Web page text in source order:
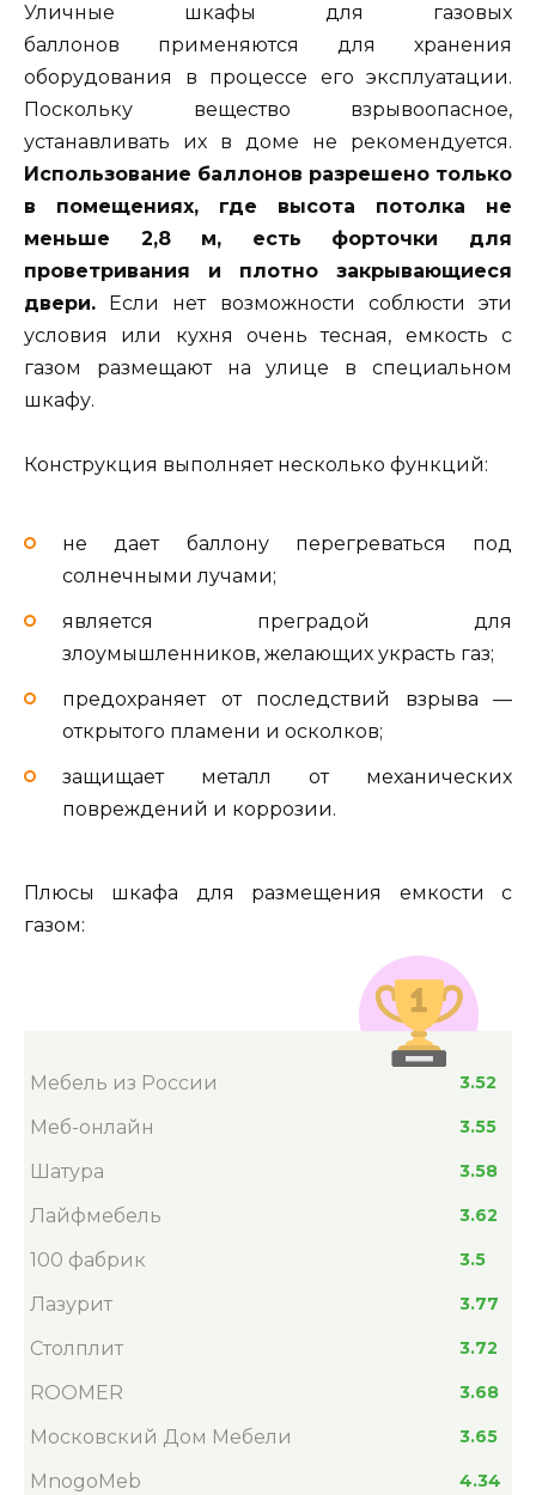
Уличные шкафы для газовых
баллонов применяются для хранения
оборудования в процессе его эксплуатации.
Поскольку вещество взрывоопасное,
устанавливать их в доме не рекомендуется.
Использование баллонов разрешено только
в помещениях, где высота потолка не
меньше 2,8 м, есть форточки для
проветривания и плотно закрывающиеся
двери. Если нет возможности соблюсти эти
условия или кухня очень тесная, емкость с
газом размещают на улице в специальном
шкафу.
Конструкция выполняет несколько функций:
не дает баллону перегреваться под
солнечными лучами;
является преградой для
злоумышленников, желающих украсть газ;
предохраняет от последствий взрыва —
открытого пламени и осколков;
защищает металл от механических
повреждений и коррозии.
Плюсы шкафа для размещения емкости с
газом:
Мебель из России 3.52
Меб-онлайн 3.55
Шатура 3.58
Лайфмебель 3.62
100 фабрик 3.5
Лазурит 3.77
Столплит 3.72
ROOMER 3.68
Московский Дом Мебели 3.65
MnogoMeb 4.34